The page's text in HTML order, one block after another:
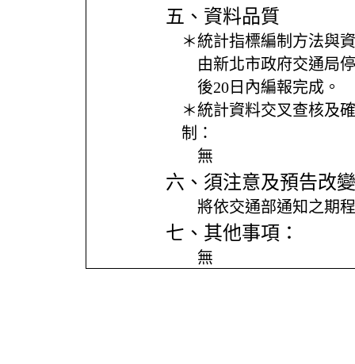
五、資料品質
＊統計指標編制方法與
由新北市政府交通局
後20日內編報完成。
＊統計資料交叉查核及
制：
無
六、須注意及預告改
將依交通部通知之期
七、其他事項：
無